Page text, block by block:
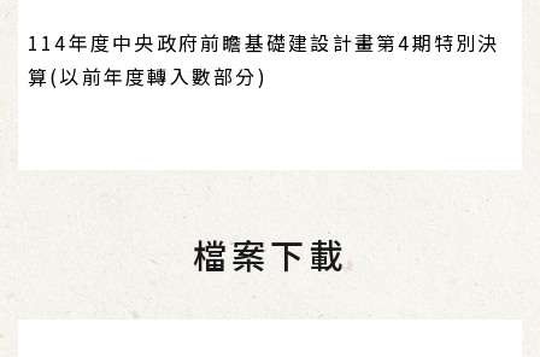
114年度中央政府前瞻基礎建設計畫第4期特別決
算(以前年度轉入數部分)
檔案下載